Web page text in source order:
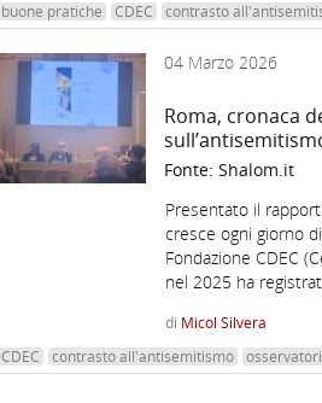
buone pratiche CDEC contrasto
04 Marzo 2026
Roma, cronaca
Fonte: Shalom.it
Presentato il
cresce ogni giorno
Fondazione CDEC
nel 2025 ha
di Micol Silvera
CDEC contrasto all'antisemitismo